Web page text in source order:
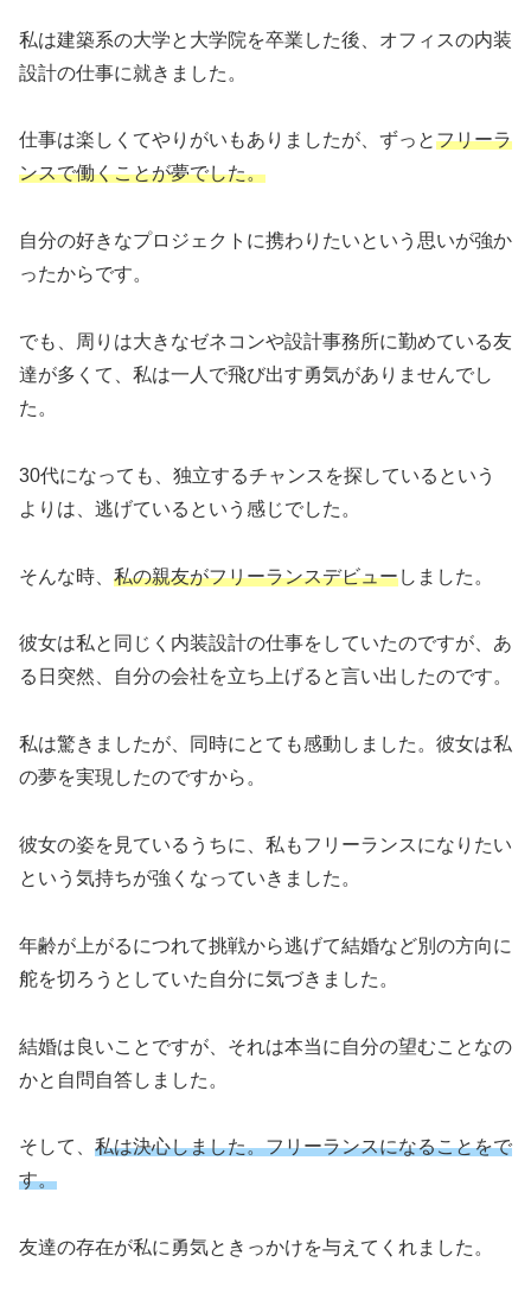
私は建築系の大学と大学院を卒業した後、オフィスの内装
設計の仕事に就きました。
仕事は楽しくてやりがいもありましたが、ずっとフリーラ
ンスで働くことが夢でした。
自分の好きなプロジェクトに携わりたいという思いが強か
ったからです。
でも、周りは大きなゼネコンや設計事務所に勤めている友
達が多くて、私は一人で飛び出す勇気がありませんでし
た。
30代になっても、独立するチャンスを探しているという
よりは、逃げているという感じでした。
そんな時、 私の親友がフリーランスデビューしました。
彼女は私と同じく内装設計の仕事をしていたのですが、あ
る日突然、自分の会社を立ち上げると言い出したのです。
私は驚きましたが、同時にとても感動しました。彼女は私
の夢を実現したのですから。
彼女の姿を見ているうちに、私もフリーランスになりたい
という気持ちが強くなっていきました。
年齢が上がるにつれて挑戦から逃げて結婚など別の方向に
舵を切ろうとしていた自分に気づきました。
結婚は良いことですが、それは本当に自分の望むことなの
かと自問自答しました。
そして、 私は決心しました。フリーランスになることをで
す。
友達の存在が私に勇気ときっかけを与えてくれました。